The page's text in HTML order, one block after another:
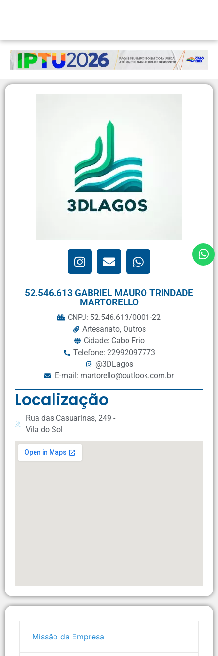
52.546.613 GABRIEL MAURO TRINDADE
MARTORELLO
CNPJ: 52.546.613/0001-22
Artesanato, Outros
Cidade: Cabo Frio
Telefone: 22992097773
@3DLagos
E-mail: martorello@outlook.com.br
Localização
Rua das Casuarinas, 249 -
Vila do Sol
Missão da Empresa